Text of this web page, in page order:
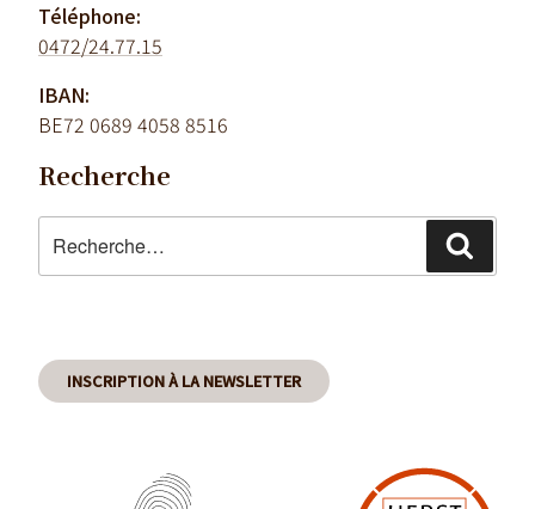
Téléphone:
0472/24.77.15
IBAN:
BE72 0689 4058 8516
Recherche
pour
INSCRIPTION À LA NEWSLETTER